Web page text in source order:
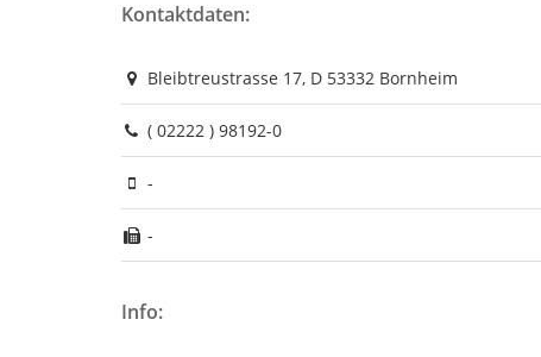
Kontaktdaten:
Bleibtreustrasse 17, D 53332 Bornheim
( 02222 ) 98192-0
-
-
Info: